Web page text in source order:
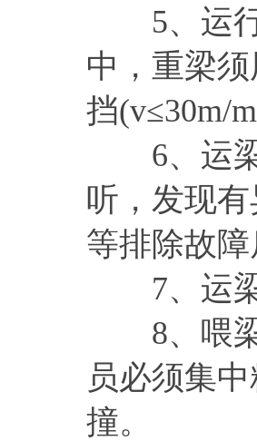
5、运行
中，重梁
挡(v≤30m/
6、运梁
听，发现
等排除故
7、运梁
8、喂梁
员必须集
撞。